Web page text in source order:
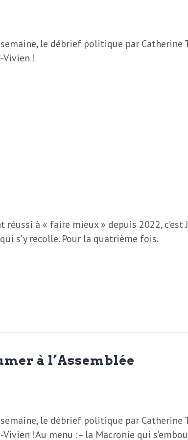
semaine, le débrief politique par Catherine
Vivien !
réussi à « faire mieux » depuis 2022, c’est
s’y recolle. Pour la quatrième fois.
à l’Assemblée
semaine, le débrief politique par Catherine
!Au menu :– la Macronie qui